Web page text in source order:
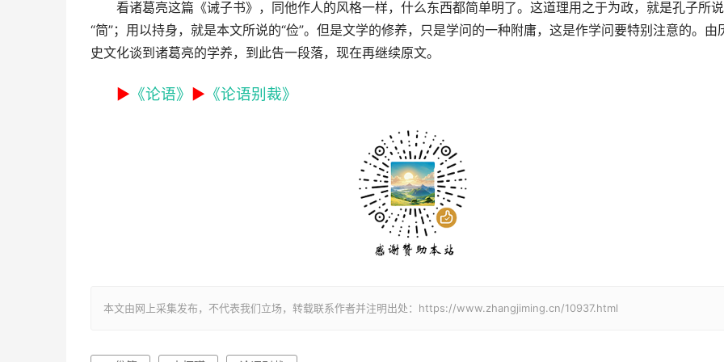
看诸葛亮这篇《诫子书》，同他作人的风格一样，什么东西都简单明了。这道理用之于为政，就是孔子所
“简”；用以持身，就是本文所说的“俭”。但是文学的修养，只是学问的一种附庸，这是作学问要特别注意的。由
史文化谈到诸葛亮的学养，到此告一段落，现在再继续原文。
► 《论语》 ► 《论语别裁》
本文由网上采集发布，不代表我们立场，转载联系作者并注明出处：https://www.zhangjiming.cn/10937.html